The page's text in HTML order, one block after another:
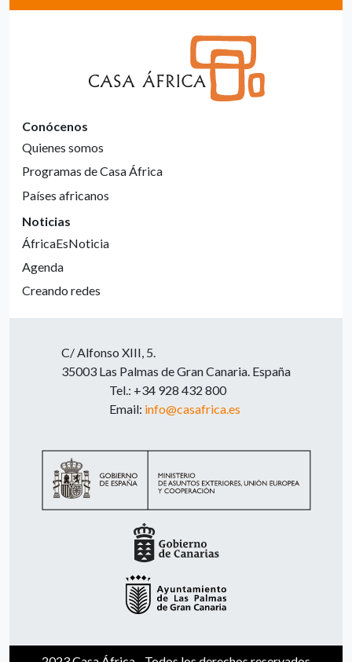
Conócenos
Quienes somos
Programas de Casa África
Países africanos
Noticias
ÁfricaEsNoticia
Agenda
Creando redes
C/ Alfonso XIII, 5.
35003 Las Palmas de Gran Canaria. España
Tel.: +34 928 432 800
Email: info@casafrica.es